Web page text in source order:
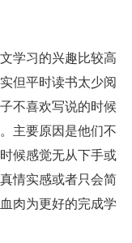
学习的兴趣比较高
但平时读书太少阅
不喜欢写说的时候
主要原因是他们不
候感觉无从下手或
情实感或者只会简
肉为更好的完成学